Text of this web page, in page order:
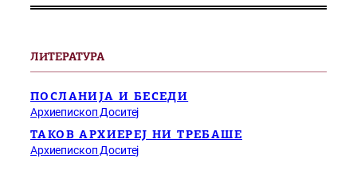
ЛИТЕРАТУРА
ПОСЛАНИЈА И БЕСЕДИ
Архиепископ Доситеј
ТАКОВ АРХИЕРЕЈ НИ ТРЕБАШЕ
Архиепископ Доситеј